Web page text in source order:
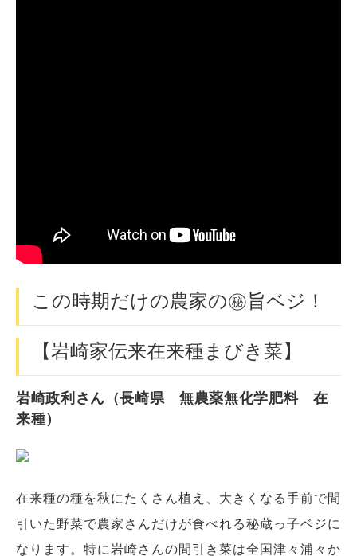
この時期だけの農家の㊙旨ベジ！
【岩崎家伝来在来種まびき菜】
岩崎政利さん（長崎県 無農薬無化学肥料 在
来種）
在来種の種を秋にたくさん植え、大きくなる手前で間
引いた野菜で農家さんだけが食べれる秘蔵っ子ベジに
なります。特に岩崎さんの間引き菜は全国津々浦々か